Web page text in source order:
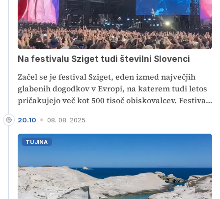
Na festivalu Sziget tudi številni Slovenci
Začel se je festival Sziget, eden izmed največjih
glabenih dogodkov v Evropi, na katerem tudi letos
pričakujejo več kot 500 tisoč obiskovalcev. Festival,
Donave, tudi zaradi svoje bližine, vsako leto
pritegne številne Slovence, v Budimpešti pa je tudi
naša Eva Mavrič.
TUJINA
20.10 08. 08. 2025